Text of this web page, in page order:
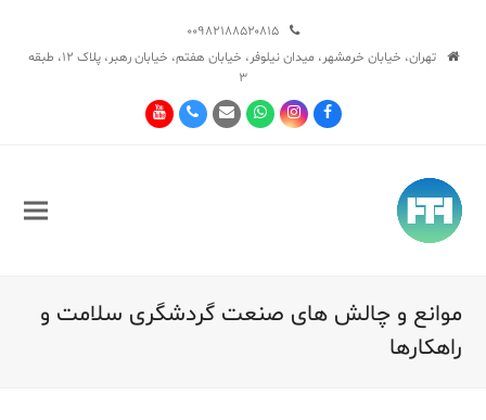
تهران، خیابان خرمشهر، میدان نیلوفر، خیابان هفتم، خیابان رهبر، پلاک ۱۲، طبقه
۳
Facebook
Instagram
Whatsapp
Email
Phone
Youtube
موانع و چالش های صنعت گردشگری سلامت و
راهکارها